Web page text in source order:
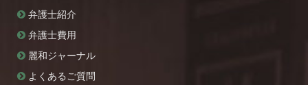
弁護士紹介
弁護士費用
麗和ジャーナル
よくあるご質問